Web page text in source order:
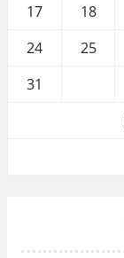
17
18
24
25
31